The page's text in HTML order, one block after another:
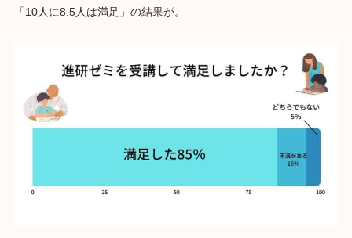
「10人に8.5人は満足」の結果が。